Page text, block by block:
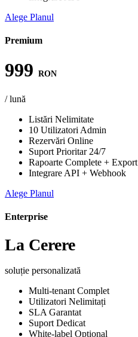
Alege Planul
Premium
999 RON
/ lună
Listări Nelimitate
10 Utilizatori Admin
Rezervări Online
Suport Prioritar 24/7
Rapoarte Complete + Export
Integrare API + Webhook
Alege Planul
Enterprise
La Cerere
soluție personalizată
Multi-tenant Complet
Utilizatori Nelimitați
SLA Garantat
Suport Dedicat
White-label Opțional